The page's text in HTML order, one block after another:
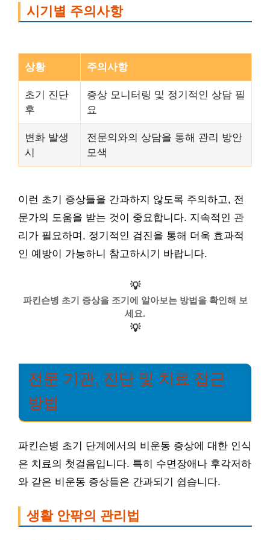
시기별 주의사항
상황 주의사항
초기 진단
후
증상 모니터링 및 정기적인 상담 필
요
변화 발생
시
전문의와의 상담을 통해 관리 방안
모색
이런 초기 증상들을 간과하지 않도록 주의하고, 전
문가의 도움을 받는 것이 중요합니다. 지속적인 관
리가 필요하며, 정기적인 검진을 통해 더욱 효과적
인 예방이 가능하니 참고하시기 바랍니다.
💡
파킨슨병 초기 증상을 조기에 알아보는 방법을 확인해 보
세요.
💡
전문 기관, 진단 및 치료 접근
방법
파킨슨병 초기 단계에서의 비운동 증상에 대한 인식
은 치료의 첫걸음입니다. 특히 수면장애나 후각저하
와 같은 비운동 증상들은 간과되기 쉽습니다.
생활 안팎의 관리법